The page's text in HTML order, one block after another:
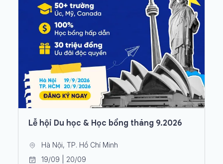
Lễ hội Du học & Học bổng tháng 9.2026
Hà Nội, TP. Hồ Chí Minh
19/09 | 20/09